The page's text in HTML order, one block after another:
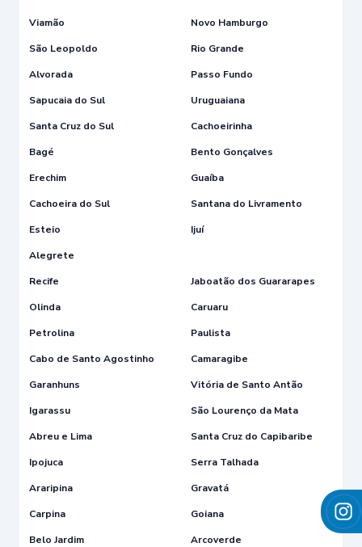
Viamão
Novo Hamburgo
São Leopoldo
Rio Grande
Alvorada
Passo Fundo
Sapucaia do Sul
Uruguaiana
Santa Cruz do Sul
Cachoeirinha
Bagé
Bento Gonçalves
Erechim
Guaíba
Cachoeira do Sul
Santana do Livramento
Esteio
Ijuí
Alegrete
Recife
Jaboatão dos Guararapes
Olinda
Caruaru
Petrolina
Paulista
Cabo de Santo Agostinho
Camaragibe
Garanhuns
Vitória de Santo Antão
Igarassu
São Lourenço da Mata
Abreu e Lima
Santa Cruz do Capibaribe
Ipojuca
Serra Talhada
Araripina
Gravatá
Carpina
Goiana
Belo Jardim
Arcoverde